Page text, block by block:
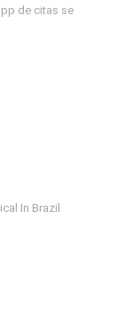
de citas se
In Brazil